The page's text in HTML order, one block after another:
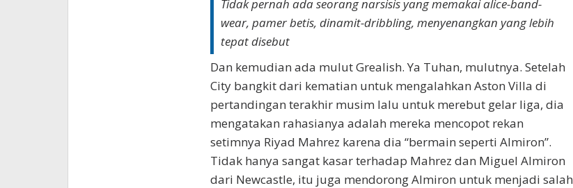
Tidak pernah ada seorang narsisis yang memakai alice-band-
wear, pamer betis, dinamit-dribbling, menyenangkan yang lebih
tepat disebut
Dan kemudian ada mulut Grealish. Ya Tuhan, mulutnya. Setelah
City bangkit dari kematian untuk mengalahkan Aston Villa di
pertandingan terakhir musim lalu untuk merebut gelar liga, dia
mengatakan rahasianya adalah mereka mencopot rekan
setimnya Riyad Mahrez karena dia “bermain seperti Almiron”.
Tidak hanya sangat kasar terhadap Mahrez dan Miguel Almiron
dari Newcastle, itu juga mendorong Almiron untuk menjadi salah